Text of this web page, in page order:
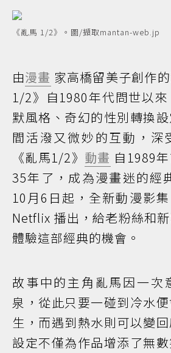
《亂馬 1/2》。圖/擷取mantan-web.jp
由漫畫 家高橋留美子創作
1/2》自1980年代問世以
默風格、奇幻的性別轉換
間活潑又微妙的互動，深
《亂馬1/2》 動畫 自1989
35年了，成為漫畫迷的經
10月6日起，全新動漫影
Netflix 播出，給老粉絲和
體驗這部經典的機會。
故事中的主角亂馬因一次
泉，從此只要一碰到冷水
生，而遇到熱水則可以變
設定不僅為作品增添了無